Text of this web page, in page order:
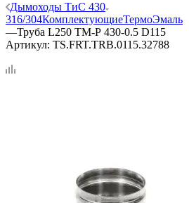
Дымоходы ТиС 430
316/304КомплектующиеТермоЭмаль
—Труба L250 ТМ-Р 430-0.5 D115
Артикул: TS.FRT.TRB.0115.32788